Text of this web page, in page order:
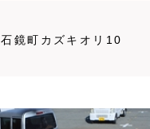
石鏡町カズキオリ10